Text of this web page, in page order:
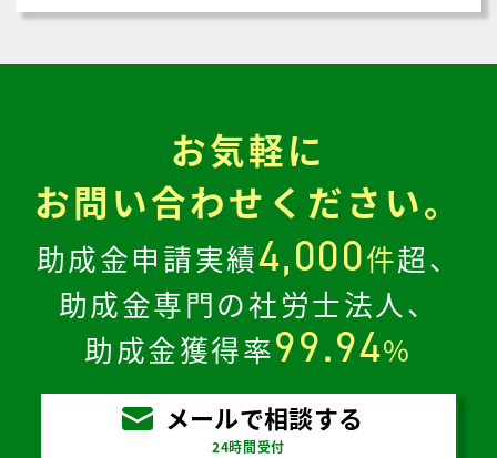
お気軽に
お問い合わせください。
助成金申請実績4,000件超、
助成金専門の社労士法人、
助成金獲得率99.94%
メールで相談する
24時間受付